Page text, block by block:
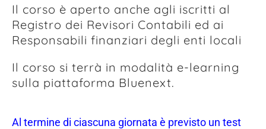
Il corso è aperto anche agli iscritti al
Registro dei Revisori Contabili ed ai
Responsabili finanziari degli enti locali
Il corso si terrà in modalità e-learning
sulla piattaforma Bluenext.
Al termine di ciascuna giornata è previsto un test